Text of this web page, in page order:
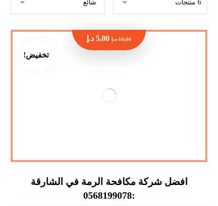
تخفيض!
افضل شركة مكافحة الرمة في الشارقة
:0568199078
10,00 د.إ 5,00 د.إ